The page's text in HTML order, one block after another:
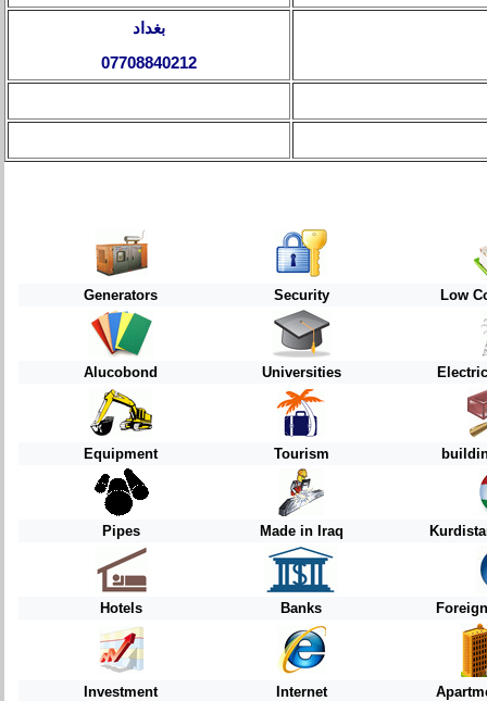
بغداد
07708840212
Generators Security Low
Alucobond Universities
Equipment Tourism
Pipes Made in Iraq
Hotels Banks Foreign
Investment Internet